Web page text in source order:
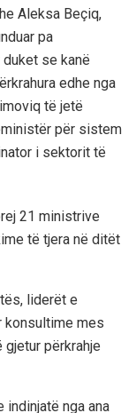
Aleksa Beçiq,
pa
se kanë
edhe nga
të jetë
për sistem
i sektorit të
21 ministrive
të tjera në ditët
liderët e
konsultime mes
përkrahje
indinjatë nga ana